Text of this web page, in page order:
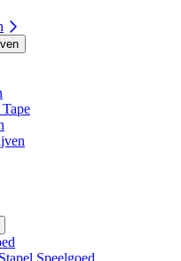
Speelgoed